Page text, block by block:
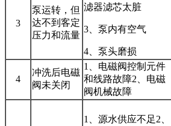
3
泵运转，但
达不到客定
压力和流量
滤器滤芯太脏
3、泵内有空气
4、泵头磨损
4
冲洗后电磁
阀未关闭
1、电磁阀控制元件
和线路故障2、电磁
阀机械故障
1、源水供应不足2、